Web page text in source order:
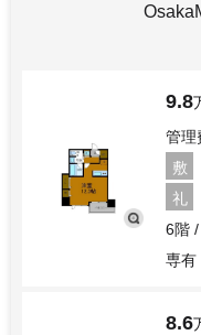
9.8
管理
敷
礼
6階
専有
8.6